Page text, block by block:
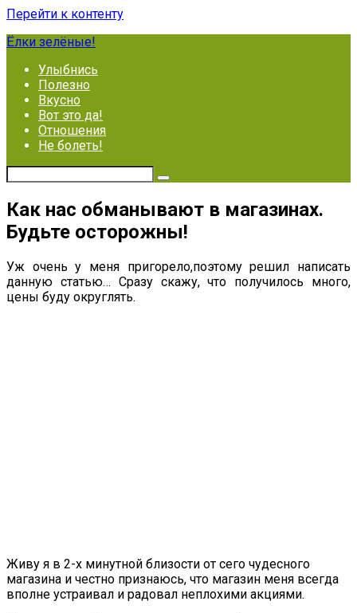
Перейти к контенту
Ёлки зелёные!
Улыбнись
Полезно
Вкусно
Вот это да!
Отношения
Не болеть!
Как нас обманывают в магазинах.
Будьте осторожны!
Уж очень у меня пригорело,поэтому решил написать
данную статью… Сразу скажу, что получилось много,
цены буду округлять.
Живу я в 2-х минутной близости от сего чудесного
магазина и честно признаюсь, что магазин меня всегда
вполне устраивал и радовал неплохими акциями.